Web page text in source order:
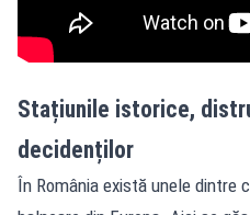
Stațiunile istorice,
decidenților
În România există unele dintre